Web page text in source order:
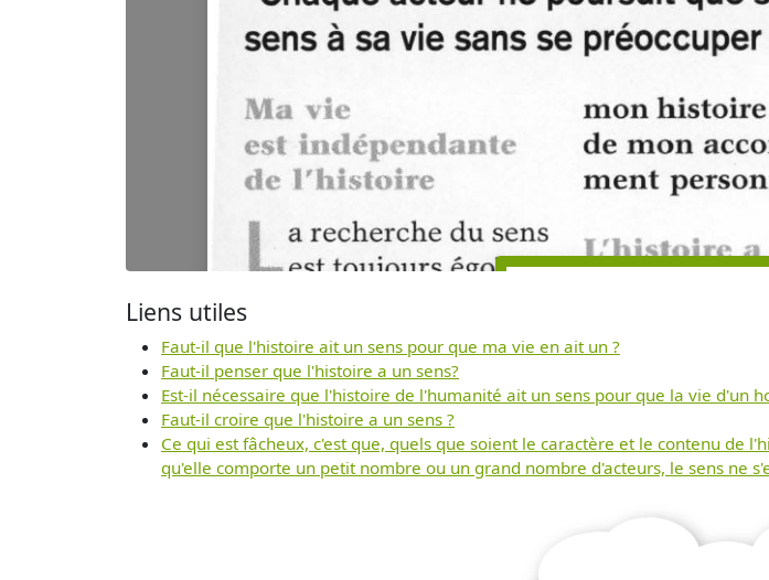
Liens utiles
Faut-il que l'histoire ait un sens pour que ma vie en ait un ?
Faut-il penser que l'histoire a un sens?
Est-il nécessaire que l'histoire de l'humanité ait un sens pour que la vie d'un
Faut-il croire que l'histoire a un sens ?
Ce qui est fâcheux, c'est que, quels que soient le caractère et le contenu de
qu'elle comporte un petit nombre ou un grand nombre d'acteurs, le sens ne